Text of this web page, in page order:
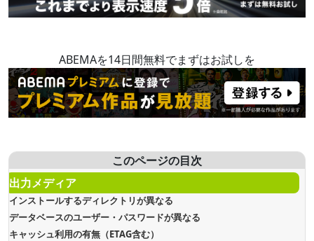
ABEMAを14日間無料でまずはお試しを
このページの目次
出力メディア
インストールするディレクトリが異なる
データベースのユーザー・パスワードが異なる
キャッシュ利用の有無（ETAG含む）